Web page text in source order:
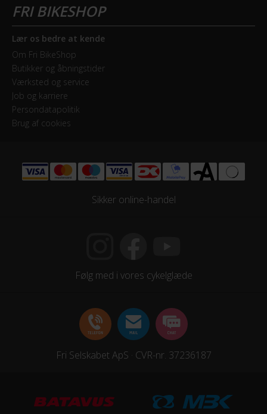
Lær os bedre at kende
Om Fri BikeShop
Butikker og åbningstider
Værksted og service
Job og karriere
Persondatapolitik
Brug af cookies
Sikker online-handel
Følg med i vores cykelglæde
Fri Selskabet ApS · CVR-nr. 37236187